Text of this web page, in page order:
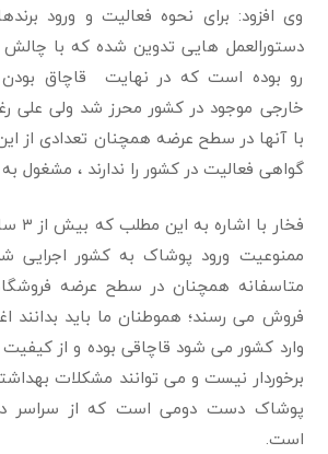
وی افزود: برای نحوه فعالیت و ورود
دستورالعمل هایی تدوین شده که با چالش
رو بوده است که در نهایت قاچاق بودن
خارجی موجود در کشور محرز شد ولی علی
با آنها در سطح عرضه همچنان تعدادی از
گواهی فعالیت در کشور را ندارند ، مشغول
ممنوعیت ورود پوشاک به کشور اجرایی
متاسفانه همچنان در سطح عرضه
فروش می رسند؛ هموطنان ما باید بدانند
وارد کشور می شود قاچاقی بوده و از کیفیت
برخوردار نیست و می توانند مشکلات
پوشاک دست دومی است که از سراسر
است.